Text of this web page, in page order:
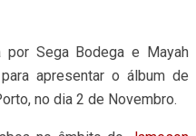
por Sega Bodega e Mayah
apresentar o álbum de
no dia 2 de Novembro.